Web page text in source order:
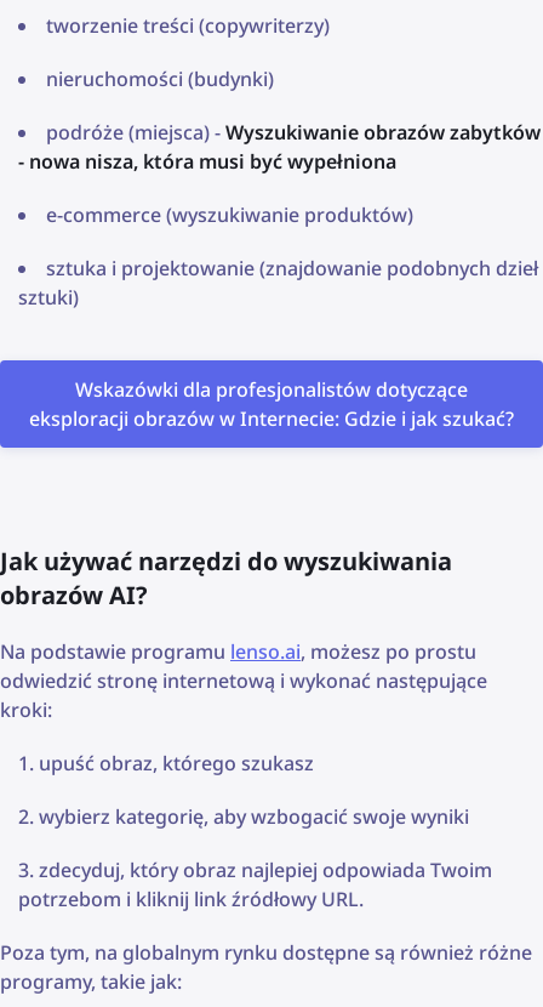
tworzenie treści (copywriterzy)
nieruchomości (budynki)
podróże (miejsca) -Wyszukiwanie obrazów zabytków
- nowa nisza, która musi być wypełniona
e-commerce (wyszukiwanie produktów)
sztuka i projektowanie (znajdowanie podobnych dzieł
sztuki)
Wskazówki dla profesjonalistów dotyczące
eksploracji obrazów w Internecie: Gdzie i jak szukać?
Jak używać narzędzi do wyszukiwania
obrazów AI?
Na podstawie programu lenso.ai, możesz po prostu
odwiedzić stronę internetową i wykonać następujące
kroki:
upuść obraz, którego szukasz
wybierz kategorię, aby wzbogacić swoje wyniki
zdecyduj, który obraz najlepiej odpowiada Twoim
potrzebom i kliknij link źródłowy URL.
Poza tym, na globalnym rynku dostępne są również różne
programy, takie jak: